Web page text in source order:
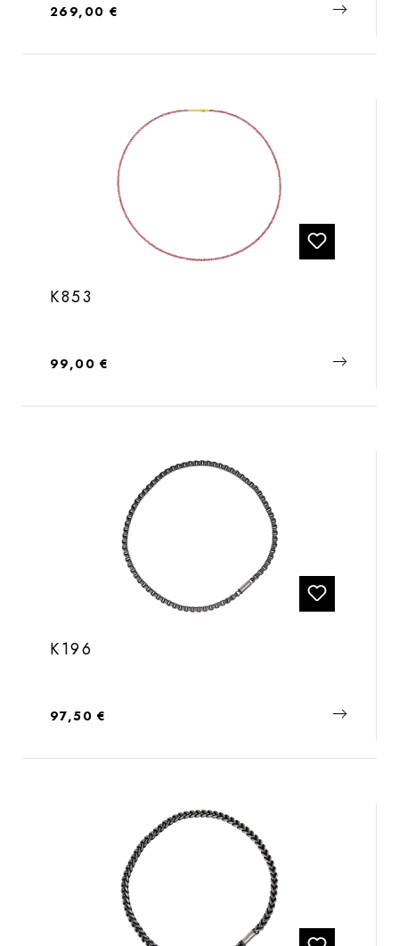
Regulärer Preis:
269,00 €
K853
Regulärer Preis:
99,00 €
K196
Regulärer Preis:
97,50 €